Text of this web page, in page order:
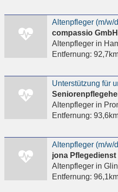
Altenpfleger (m/w/
compassio
Altenpflegerin
Entfernung:
Altenpflegerin
Entfernung:
Altenpfleger (m/w/
jona Pflegedienst
Altenpflegerin
Entfernung: